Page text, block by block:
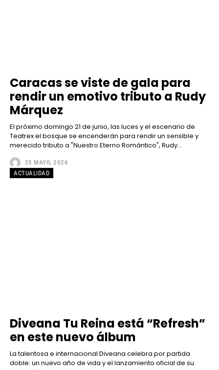
Caracas se viste de gala para
rendir un emotivo tributo a Rudy
Márquez
El próximo domingo 21 de junio, las luces y el escenario de
Teatrex el bosque se encenderán para rendir un sensible y
merecido tributo a "Nuestro Eterno Romántico", Rudy...
25 MAYO, 2026
ACTUALIDAD
Diveana Tu Reina está “Refresh”
en este nuevo álbum
La talentosa e internacional Diveana celebra por partida
doble: un nuevo año de vida y el lanzamiento oficial de su